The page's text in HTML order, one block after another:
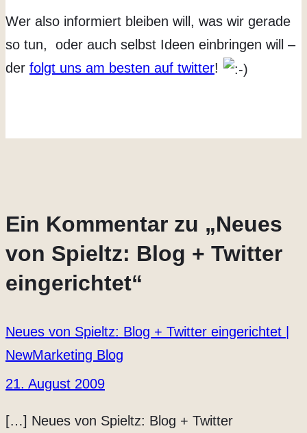
Wer also informiert bleiben will, was wir gerade
so tun, oder auch selbst Ideen einbringen will –
der folgt uns am besten auf twitter!
Ein Kommentar zu „Neues
von Spieltz: Blog + Twitter
eingerichtet“
Neues von Spieltz: Blog + Twitter eingerichtet |
NewMarketing Blog
21. August 2009
[…] Neues von Spieltz: Blog + Twitter